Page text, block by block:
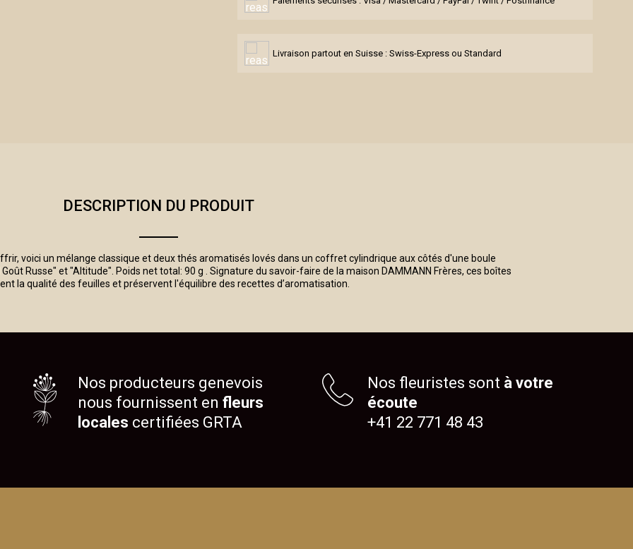
Livraison partout en Suisse : Swiss-Express ou Standard
DESCRIPTION DU PRODUIT
voici un mélange classique et deux thés aromatisés lovés dans un coffret cylindrique aux côtés d'une boule
Russe" et "Altitude". Poids net total: 90 g . Signature du savoir-faire de la maison DAMMANN Frères, ces boîtes
la qualité des feuilles et préservent l'équilibre des recettes d’aromatisation.
Nos producteurs genevois
nous fournissent en fleurs
locales certifiées GRTA
Nos fleuristes sont à votre
écoute
+41 22 771 48 43